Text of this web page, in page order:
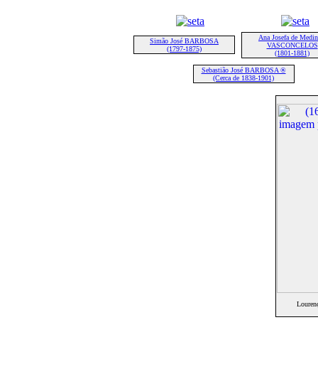
Simão José BARBOSA
(1797-1875)
Ana Josefa de
VASCONCELOS
(1801-1881)
Sebastião José BARBOSA ®
(Cerca de 1838-1901)